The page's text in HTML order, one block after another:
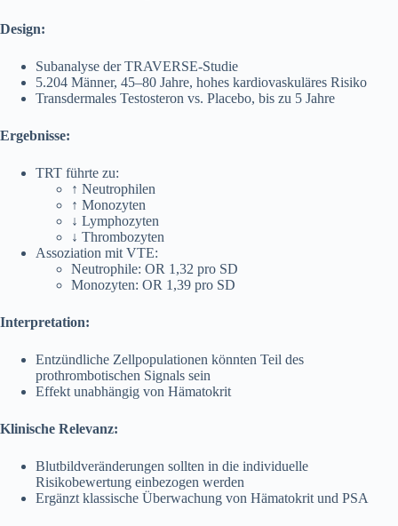
Design:
Subanalyse der TRAVERSE-Studie
5.204 Männer, 45–80 Jahre, hohes kardiovaskuläres Risiko
Transdermales Testosteron vs. Placebo, bis zu 5 Jahre
Ergebnisse:
TRT führte zu:
↑ Neutrophilen
↑ Monozyten
↓ Lymphozyten
↓ Thrombozyten
Assoziation mit VTE:
Neutrophile: OR 1,32 pro SD
Monozyten: OR 1,39 pro SD
Interpretation:
Entzündliche Zellpopulationen könnten Teil des
prothrombotischen Signals sein
Effekt unabhängig von Hämatokrit
Klinische Relevanz:
Blutbildveränderungen sollten in die individuelle
Risikobewertung einbezogen werden
Ergänzt klassische Überwachung von Hämatokrit und PSA